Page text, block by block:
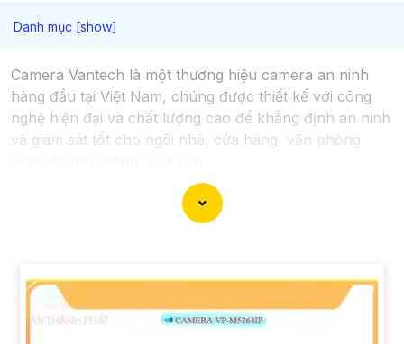
Camera Vantech là một thương hiệu camera an ninh
hàng đầu tại Việt Nam, chúng được thiết kế với công
nghệ hiện đại và chất lượng cao để khẳng định an ninh
và giám sát tốt cho ngôi nhà, cửa hàng, văn phòng
Vantech Việt Nam cung cấp các dòng sản phẩm
camera giám sát chất lượng cao như camera IP,
camera HD-TVI, camera AHD, camera wifi, camera
đáng tin cậy và dễ sử dụng.
Điểm mạnh của Camera Vantech là chất lượng dịch vụ
tốt và hỗ trợ khách hàng chu đáo. Đội ngũ nhân viên